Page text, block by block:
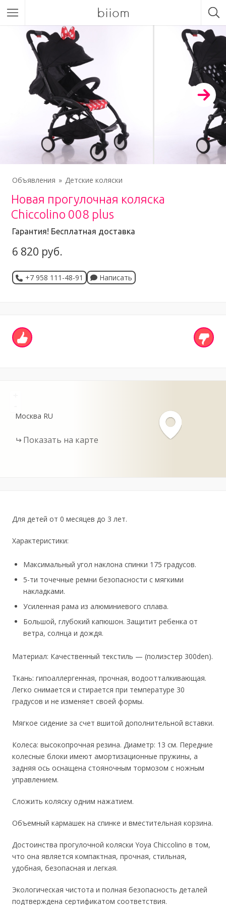
biiom
Объявления Детские коляски
Новая прогулочная коляска
Chiccolino 008 plus
Гарантия! Бесплатная доставка
6 820 руб.
+7 958 111-48-91 Написать
Москва RU
Показать на карте
Для детей от 0 месяцев до 3 лет.
Характеристики:
Максимальный угол наклона спинки 175 градусов.
5-ти точечные ремни безопасности с мягкими
накладками.
Усиленная рама из алюминиевого сплава.
Большой, глубокий капюшон. Защитит ребенка от
ветра, солнца и дождя.
Материал: Качественный текстиль — (полиэстер 300den).
Ткань: гипоаллергенная, прочная, водоотталкивающая.
Легко снимается и стирается при температуре 30
градусов и не изменяет своей формы.
Мягкое сидение за счет вшитой дополнительной вставки.
Колеса: высокопрочная резина. Диаметр: 13 см. Передние
колесные блоки имеют амортизационные пружины, а
задняя ось оснащена стояночным тормозом с ножным
управлением.
Сложить коляску одним нажатием.
Объемный кармашек на спинке и вместительная корзина.
Достоинства прогулочной коляски Yoya Chiccolino в том,
что она является компактная, прочная, стильная,
удобная, безопасная и легкая.
Экологическая чистота и полная безопасность деталей
подтверждена сертификатом соответствия.